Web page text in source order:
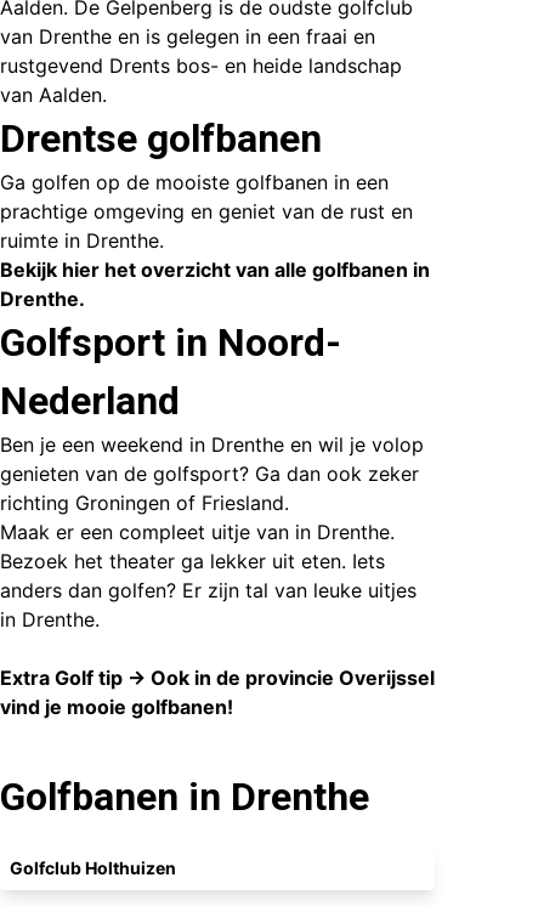
Aalden. De Gelpenberg is de oudste golfclub
van Drenthe en is gelegen in een fraai en
rustgevend Drents bos- en heide landschap
van Aalden.
Drentse golfbanen
Ga golfen op de mooiste golfbanen in een
prachtige omgeving en geniet van de rust en
ruimte in Drenthe.
Bekijk hier het overzicht van alle golfbanen in
Drenthe.
Golfsport in Noord-
Nederland
Ben je een weekend in Drenthe en wil je volop
genieten van de golfsport? Ga dan ook zeker
richting Groningen of Friesland.
Maak er een compleet uitje van in Drenthe.
Bezoek het theater ga lekker uit eten. Iets
anders dan golfen? Er zijn tal van leuke uitjes
in Drenthe.
Extra Golf tip -> Ook in de provincie Overijssel
vind je mooie golfbanen!
Golfbanen in Drenthe
Golfclub Holthuizen